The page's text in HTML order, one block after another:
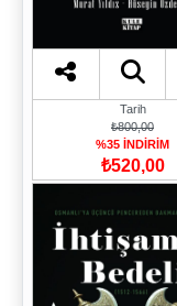
Tarih
₺800,00
%35 İNDİRİM
₺520,00